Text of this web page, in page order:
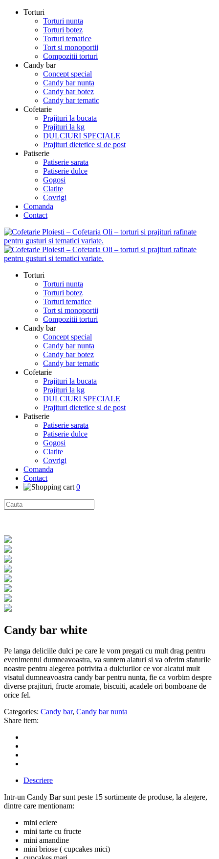
Torturi
Torturi nunta
Torturi botez
Torturi tematice
Tort si monoportii
Compozitii torturi
Candy bar
Concept special
Candy bar nunta
Candy bar botez
Candy bar tematic
Cofetarie
Prajituri la bucata
Prajituri la kg
DULCIURI SPECIALE
Prajituri dietetice si de post
Patiserie
Patiserie sarata
Patiserie dulce
Gogosi
Clatite
Covrigi
Comanda
Contact
Torturi
Torturi nunta
Torturi botez
Torturi tematice
Tort si monoportii
Compozitii torturi
Candy bar
Concept special
Candy bar nunta
Candy bar botez
Candy bar tematic
Cofetarie
Prajituri la bucata
Prajituri la kg
DULCIURI SPECIALE
Prajituri dietetice si de post
Patiserie
Patiserie sarata
Patiserie dulce
Gogosi
Clatite
Covrigi
Comanda
Contact
0
Candy bar white
Pe langa deliciile dulci pe care le vom pregati cu mult drag pentru
evenimentul dumneavoastra, va suntem alaturi si va oferim sfaturile
noastre pentru alegerea potrivita a dulciurilor ce vor alcatui mult
visatul dumneavoastra candy bar pentru nunta, fie ca vorbim despre
diverse prajituri, fructe aromate, biscuiti, acadele ori bomboane de
orice fel.
Categories: Candy bar, Candy bar nunta
Share item:
Descriere
Intr-un Candy Bar sunt peste 15 sortimente de produse, la alegere,
dintre care mentionam:
mini eclere
mini tarte cu fructe
mini amandine
mini briose ( cupcakes mici)